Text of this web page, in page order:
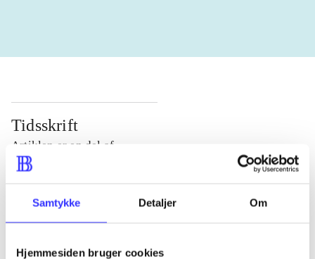
Samtykke Detaljer Om
Hjemmesiden bruger cookies
Tidsskrift
Artiklen er en del af
Tidsskrift
Artiklerne i handler ofte om